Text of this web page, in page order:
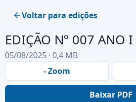
Voltar para edições
EDIÇÃO Nº 007 ANO I
05/08/2025 · 0,4 MB
- Zoom
Baixar PDF